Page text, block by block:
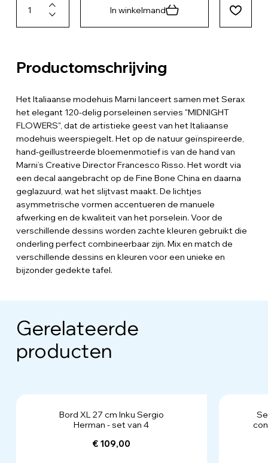
In winkelmand
Productomschrijving
Het Italiaanse modehuis Marni lanceert samen met Serax
het elegant 120-delig porseleinen servies "MIDNIGHT
FLOWERS", dat de artistieke geest van het Italiaanse
modehuis weerspiegelt. Het op de natuur geïnspireerde,
hand-geillustreerde bloemenmotief is van de hand van
Marni’s Creative Director Francesco Risso. Het wordt via
een decal aangebracht op de Fine Bone China en daarna
geglazuurd, wat het slijtvast maakt. De lichtjes
asymmetrische vormen accentueren de manuele
afwerking en de kwaliteit van het porselein. Voor de
verschillende dessins worden zachte kleuren gebruikt die
onderling perfect combineerbaar zijn. Mix en match de
verschillende dessins en kleuren voor een unieke en
bijzonder gedekte tafel.
Gerelateerde
producten
Bord XL 27 cm Inku Sergio
Herman - set van 4
€ 109,00